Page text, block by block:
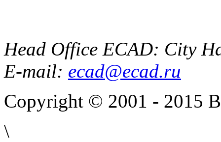
Head Office ECAD: City
E-mail: ecad@ecad.ru
Copyright © 2001 - 2015
\